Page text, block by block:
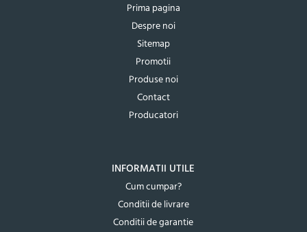
Prima pagina
Despre noi
Sitemap
Promotii
Produse noi
Contact
Producatori
INFORMATII UTILE
Cum cumpar?
Conditii de livrare
Conditii de garantie